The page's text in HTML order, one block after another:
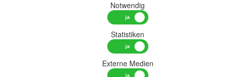
Notwendig
Statistiken
Externe Medien